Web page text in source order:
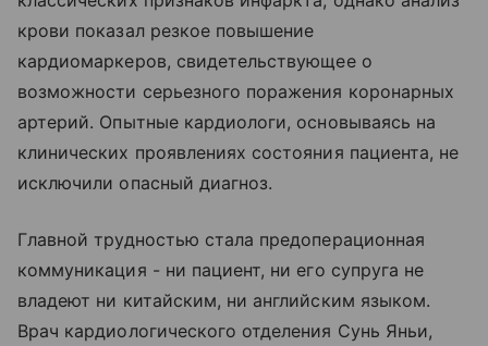
крови показал резкое повышение
кардиомаркеров, свидетельствующее о
возможности серьезного поражения коронарных
артерий. Опытные кардиологи, основываясь на
клинических проявлениях состояния пациента, не
исключили опасный диагноз.
Главной трудностью стала предоперационная
коммуникация - ни пациент, ни его супруга не
владеют ни китайским, ни английским языком.
Врач кардиологического отделения Сунь Яньи,